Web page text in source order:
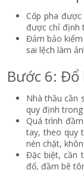
Cốp pha
được chỉ định
Đảm bảo
sai lệch làm
Bước 6:
Nhà thầu cần
quy định
Quá trình
tay, theo quy
nén chặt,
Đặc biệt, cần
đổ, đầm bê